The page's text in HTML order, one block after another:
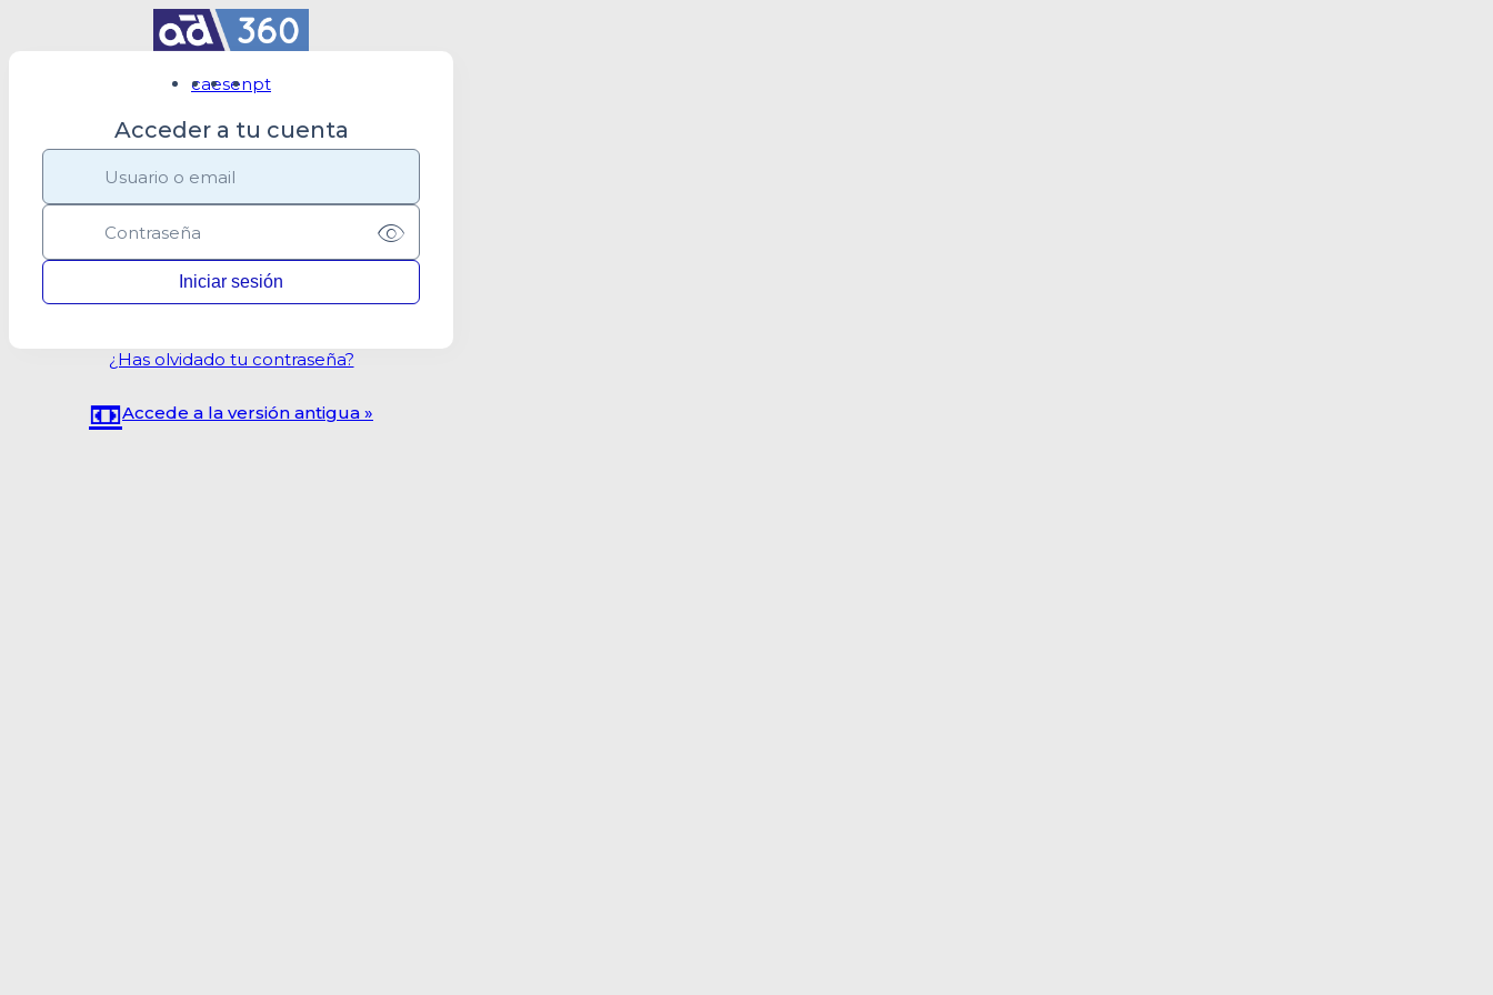
caesenpt
Acceder a tu cuenta
¿Has olvidado tu contraseña?
📼Accede a la versión antigua »